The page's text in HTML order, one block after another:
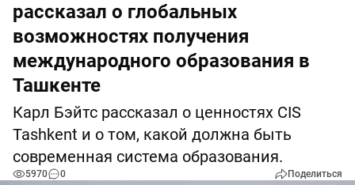
рассказал о глобальных
возможностях получения
международного образования в
Ташкенте
Карл Бэйтс рассказал о ценностях CIS
Tashkent и о том, какой должна быть
современная система образования.
5970 0 Поделиться